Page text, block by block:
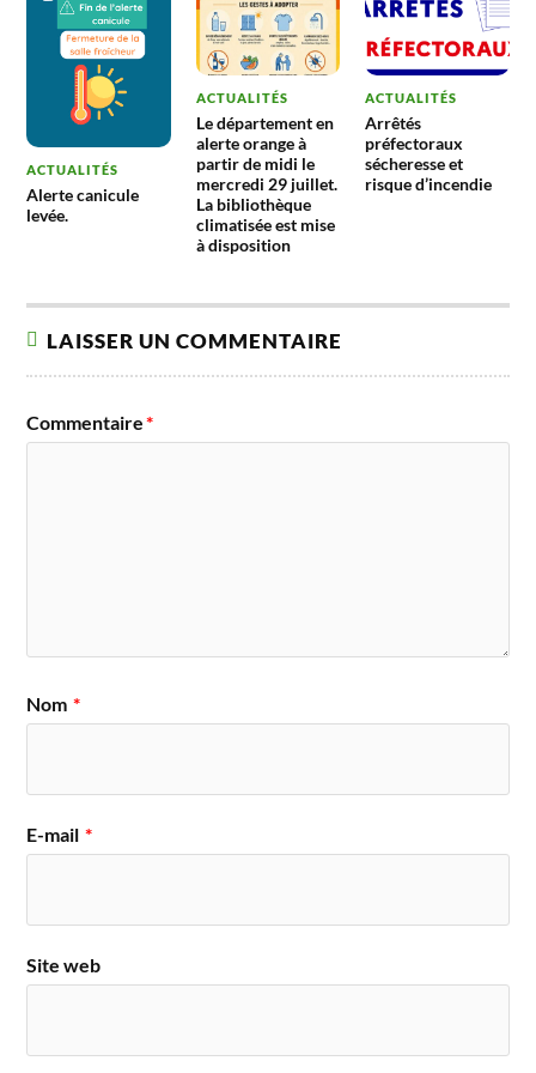
ACTUALITÉS
Alerte canicule
levée.
ACTUALITÉS
Le département en
alerte orange à
partir de midi le
mercredi 29 juillet.
La bibliothèque
climatisée est mise
à disposition
ACTUALITÉS
Arrêtés
préfectoraux
sécheresse et
risque d’incendie
LAISSER UN COMMENTAIRE
Commentaire*
Nom *
E-mail *
Site web